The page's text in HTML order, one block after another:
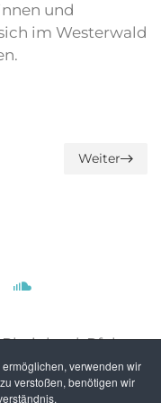
verwenden wir
verstoßen, benötigen wir
und
im Westerwald
Weiter
Rheinland-Pfalz